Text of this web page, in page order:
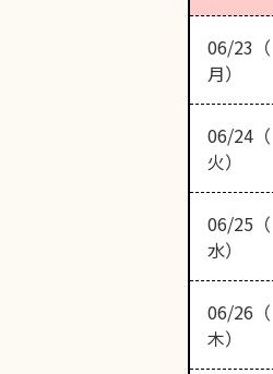
06/23（
月）
06/24（
火）
06/25（
水）
06/26（
木）